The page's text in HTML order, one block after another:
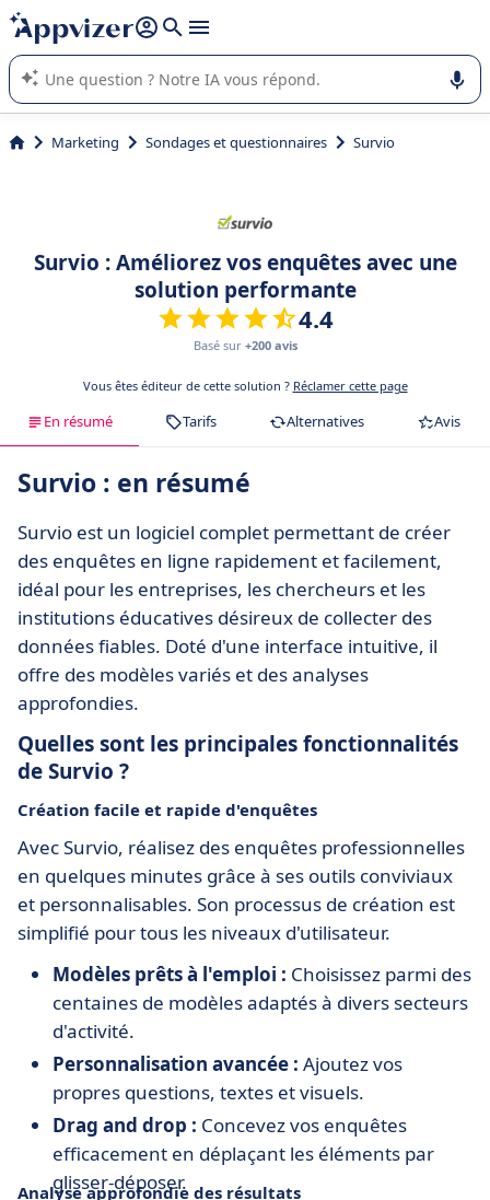
répondre (plusieurs lignes avec
L'IA de Appvizer vous guide dans l'utilisation ou la sélection de
logiciel SaaS en entreprise.
Marketing Sondages et questionnaires Survio
Survio : Améliorez vos enquêtes avec une
solution performante
4.4
Basé sur +200 avis
Vous êtes éditeur de cette solution ? Réclamer cette page
En résumé Tarifs Alternatives Avis
Survio : en résumé
Survio est un logiciel complet permettant de créer
des enquêtes en ligne rapidement et facilement,
idéal pour les entreprises, les chercheurs et les
institutions éducatives désireux de collecter des
données fiables. Doté d'une interface intuitive, il
offre des modèles variés et des analyses
approfondies.
Quelles sont les principales fonctionnalités
de Survio ?
Création facile et rapide d'enquêtes
Avec Survio, réalisez des enquêtes professionnelles
en quelques minutes grâce à ses outils conviviaux
et personnalisables. Son processus de création est
simplifié pour tous les niveaux d'utilisateur.
Modèles prêts à l'emploi : Choisissez parmi des
centaines de modèles adaptés à divers secteurs
d'activité.
Personnalisation avancée : Ajoutez vos
propres questions, textes et visuels.
Drag and drop : Concevez vos enquêtes
efficacement en déplaçant les éléments par
glisser-déposer.
Analyse approfondie des résultats